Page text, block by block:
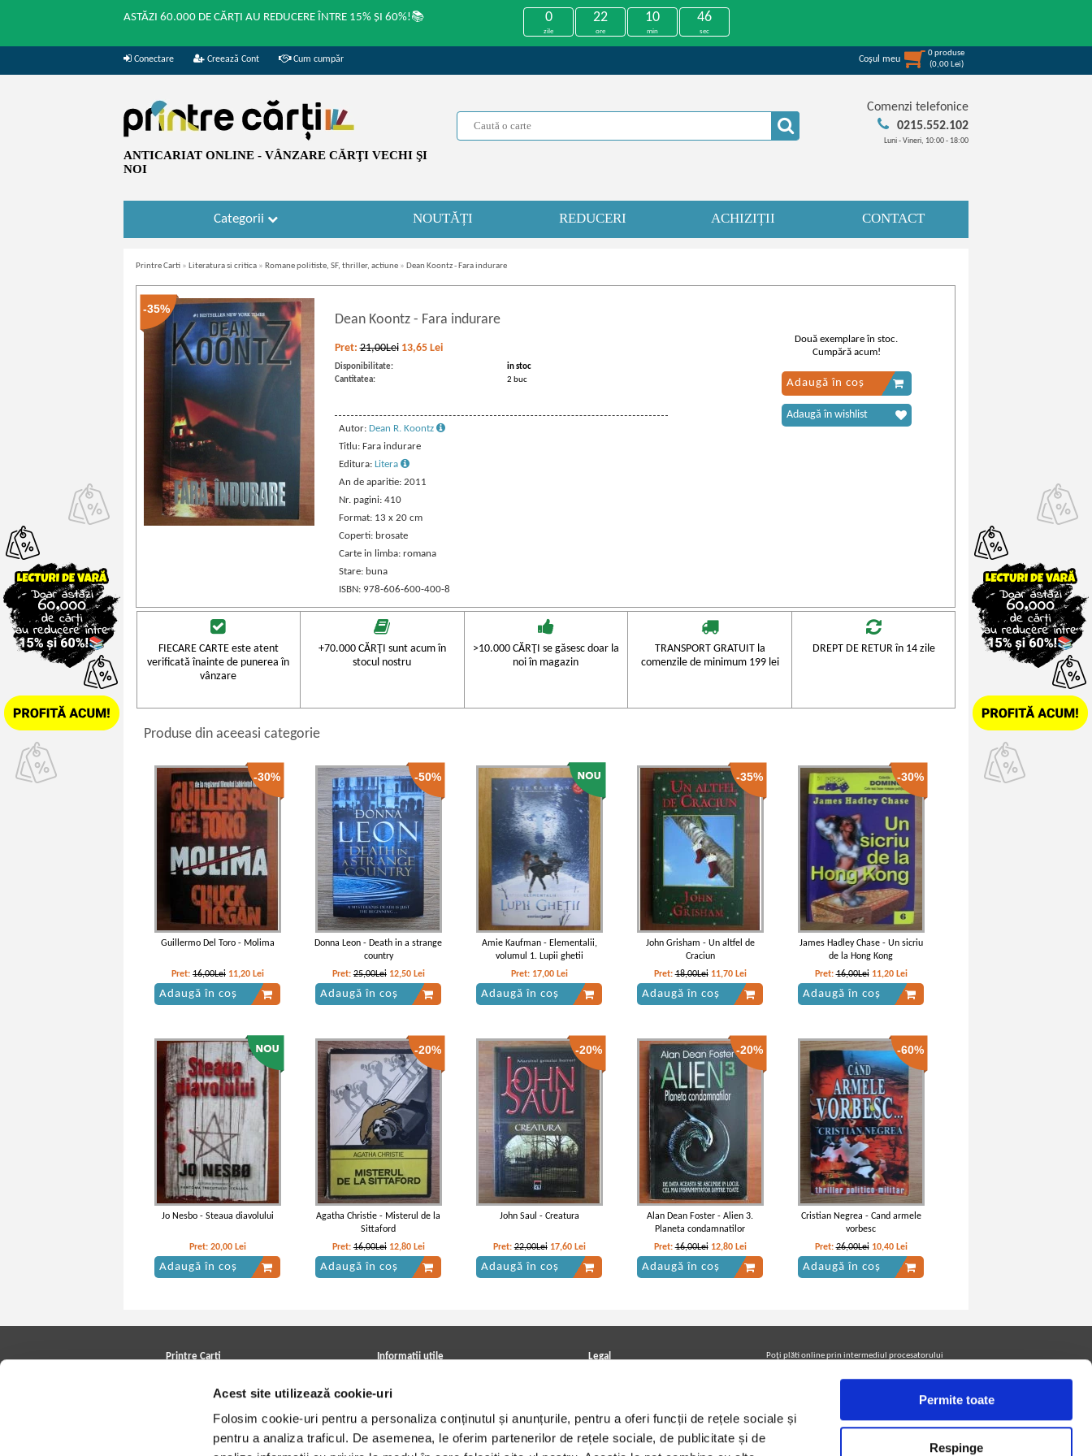
Acest site utilizează cookie-uri
Folosim cookie-uri pentru a personaliza conținutul și anunțurile, pentru a oferi funcții de rețele sociale și
pentru a analiza traficul. De asemenea, le oferim partenerilor de rețele sociale, de publicitate și de
Permite toate
Respinge
ASTĂZI 60.000 DE CĂRȚI AU REDUCERE ÎNTRE 15% ȘI 60%!📚 0
zile
22
ore
10
min
46
sec
Conectare Creează Cont Cum cumpăr Coşul meu
0produse
(0,00 Lei)
ANTICARIAT ONLINE - VÂNZARE CĂRŢI VECHI ŞI
NOI
Comenzi telefonice
0215.552.102
Luni - Vineri, 10:00 - 18:00
Categorii NOUTĂȚI REDUCERI ACHIZIȚII CONTACT
Printre Carti » Literatura si critica » Romane politiste, SF, thriller, actiune » Dean Koontz - Fara indurare
-35%
Dean Koontz - Fara indurare
Pret:21,00Lei 13,65 Lei
Disponibilitate:
in stoc
Cantitatea:
2 buc
Autor: Dean R. Koontz
Titlu: Fara indurare
Editura: Litera
An de aparitie: 2011
Nr. pagini: 410
Format: 13 x 20 cm
Coperti: brosate
Carte in limba: romana
Stare: buna
ISBN: 978-606-600-400-8
Două exemplare în stoc.
Cumpără acum!
Adaugă în coș
Adaugă în wishlist
FIECARE CARTE este atent
verificată înainte de punerea în
vânzare
+70.000 CĂRŢI sunt acum în
stocul nostru
>10.000 CĂRŢI se găsesc doar la
noi în magazin
TRANSPORT GRATUIT la
comenzile de minimum 199 lei
DREPT DE RETUR în 14 zile
Produse din aceeasi categorie
-30%
Guillermo Del Toro - Molima
Pret: 16,00Lei 11,20 Lei
Adaugă în coș
-50%
Donna Leon - Death in a strange
country
Pret:25,00Lei 12,50 Lei
Adaugă în coș
Amie Kaufman - Elementalii,
volumul 1. Lupii ghetii
Pret: 17,00 Lei
Adaugă în coș
-35%
John Grisham - Un altfel de
Craciun
Pret:18,00Lei 11,70 Lei
Adaugă în coș
-30%
James Hadley Chase - Un sicriu
de la Hong Kong
Pret:16,00Lei 11,20 Lei
Adaugă în coș
Jo Nesbo - Steaua diavolului
Pret: 20,00 Lei
Adaugă în coș
-20%
Agatha Christie - Misterul de la
Sittaford
Pret:16,00Lei 12,80 Lei
Adaugă în coș
-20%
John Saul - Creatura
Pret:22,00Lei 17,60 Lei
Adaugă în coș
-20%
Alan Dean Foster - Alien 3.
Planeta condamnatilor
Pret:16,00Lei 12,80 Lei
Adaugă în coș
-60%
Cristian Negrea - Cand armele
vorbesc
Pret:26,00Lei 10,40 Lei
Adaugă în coș
Printre Carti
Cele mai căutate cărți
Informatii utile
Achizitii viniluri, casete, CD/DVD
Cum cumpar?
Politica de livrare
Retur comenzi
Legal
Termeni si conditii
Utilizare cookie-uri
Poţi plăti online prin intermediul procesatorului
Urmăreşte-ne pe facebook pentru a fi la curent cu